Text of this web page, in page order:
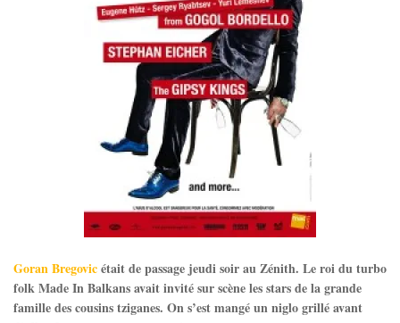
Goran Bregovicétait de passage jeudi soir au Zénith. Le roi du turbo
folk Made In Balkans avait invité sur scène les stars de la grande
famille des cousins tziganes. On s’est mangé un niglo grillé avant